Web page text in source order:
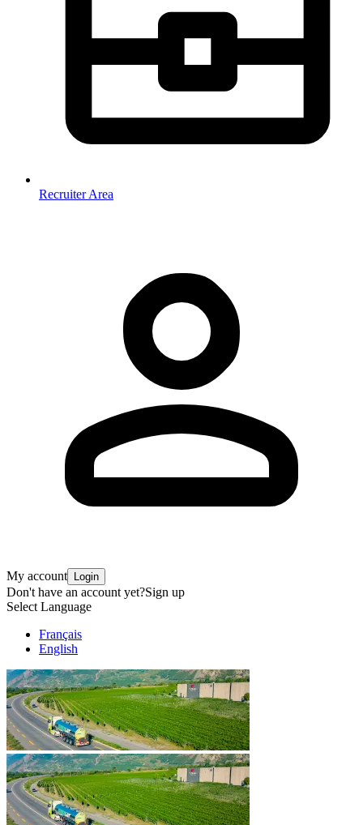
Recruiter Area
My account Login
Don't have an account yet?Sign up
Select Language
Français
English